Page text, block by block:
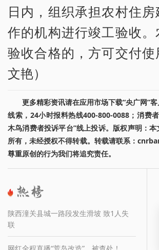
日内，组织承担农村住
作的机构进行竣工验收
验收合格的，方可交付
文艳）
更多精彩资讯请在应用市场下载“央广网”
线索，24小时报料热线400-800-0088；消费
木鸟消费者投诉平台”线上投诉。版权声明：
所有，未经授权不得转载。转载请联系：
尊重原创的行为我们将追究责任。
陕西潼关县城一路段发生滑坡 致1人失
联